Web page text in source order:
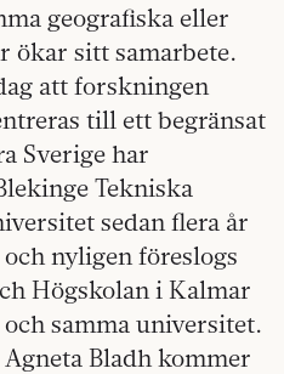
geografiska eller
ökar sitt samarbete.
att forskningen
till ett begränsat
Sverige har
Tekniska
sedan flera år
nyligen föreslogs
Högskolan i Kalmar
samma universitet.
Bladh kommer